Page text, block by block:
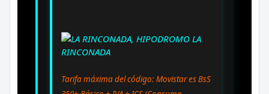
Tarifa máxima del código: Movistar es BsS